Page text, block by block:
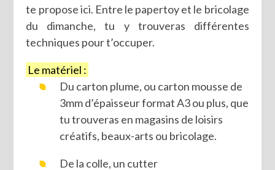
te propose ici. Entre le papertoy et le bricolage
du dimanche, tu y trouveras différentes
techniques pour t’occuper.
Le matériel :
Du carton plume, ou carton mousse de
3mm d’épaisseur format A3 ou plus, que
tu trouveras en magasins de loisirs
créatifs, beaux-arts ou bricolage.
De la colle, un cutter